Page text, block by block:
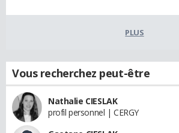
PLUS
Vous recherchez peut-être
Nathalie CIESLAK
profil personnel | CERGY